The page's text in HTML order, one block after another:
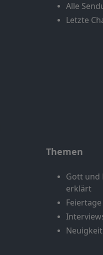
Alle
Letzte
Themen
Gott und
erklärt
Feiertage